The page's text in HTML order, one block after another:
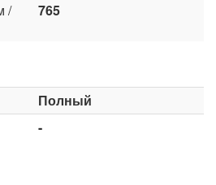
/
765
Полный
-